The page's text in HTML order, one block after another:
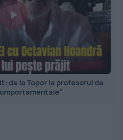
de la Topor la profesorul de